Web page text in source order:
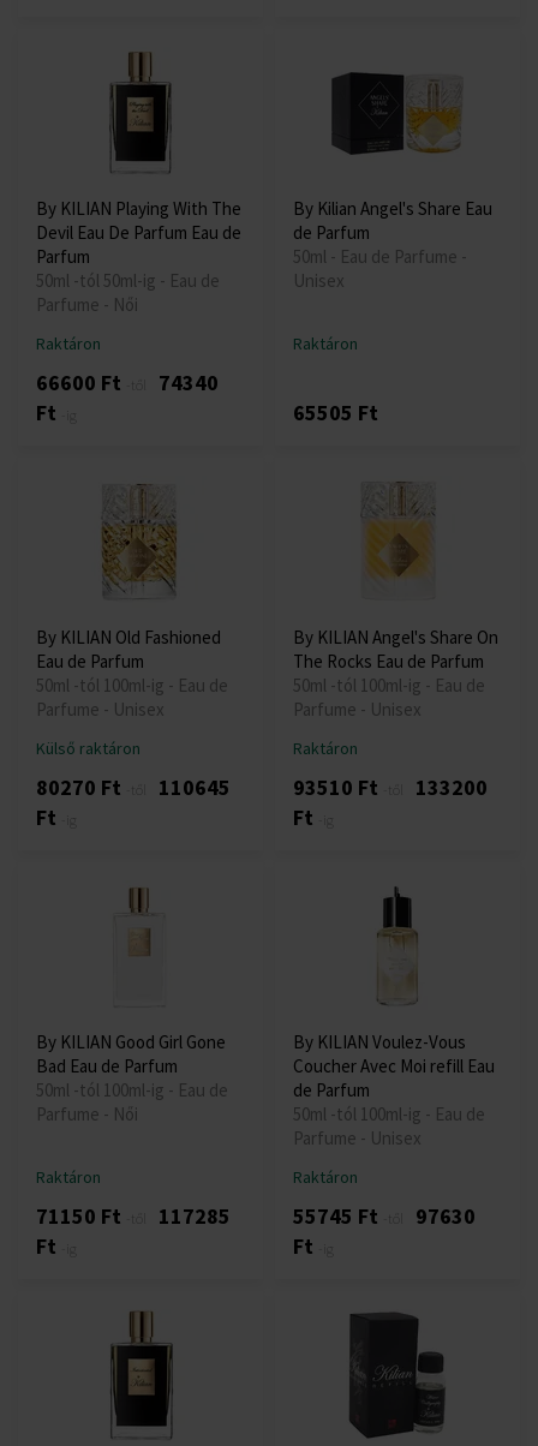
By KILIAN Playing With The
Devil Eau De Parfum Eau de
Parfum
50ml -tól 50ml-ig - Eau de
Parfume - Női
Raktáron
66600 Ft
74340
Ft
By Kilian Angel's Share Eau
de Parfum
50ml - Eau de Parfume -
Unisex
Raktáron
65505 Ft
By KILIAN Old Fashioned
Eau de Parfum
50ml -tól 100ml-ig - Eau de
Parfume - Unisex
Külső raktáron
80270 Ft
110645
Ft
By KILIAN Angel's Share On
The Rocks Eau de Parfum
50ml -tól 100ml-ig - Eau de
Parfume - Unisex
Raktáron
93510 Ft
133200
Ft
By KILIAN Good Girl Gone
Bad Eau de Parfum
50ml -tól 100ml-ig - Eau de
Parfume - Női
Raktáron
71150 Ft
117285
Ft
By KILIAN Voulez-Vous
Coucher Avec Moi refill Eau
de Parfum
50ml -tól 100ml-ig - Eau de
Parfume - Unisex
Raktáron
55745 Ft
97630
Ft